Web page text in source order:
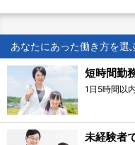
あなたにあった働き方を選
短時間勤
1日5時間以
未経験者